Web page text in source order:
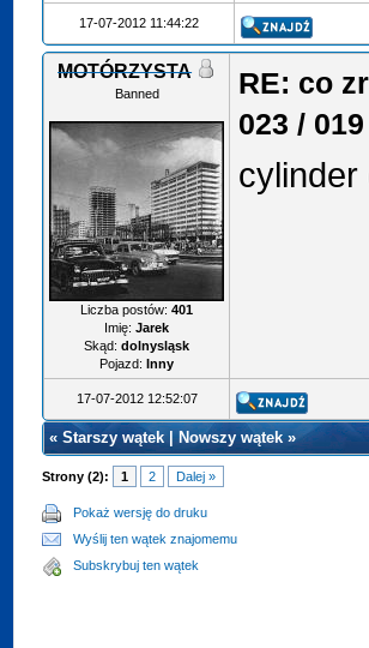
17-07-2012 11:44:22
MOTÓRZYSTA
Banned
Liczba postów:401
Imię: Jarek
Skąd: dolnysląsk
Pojazd: Inny
RE: co
023 / 019
cylinder
17-07-2012 12:52:07
«Starszy wątek Nowszy wątek»
Strony (2): 1 2 Dalej »
Pokaż wersję do druku
Wyślij ten wątek znajomemu
Subskrybuj ten wątek